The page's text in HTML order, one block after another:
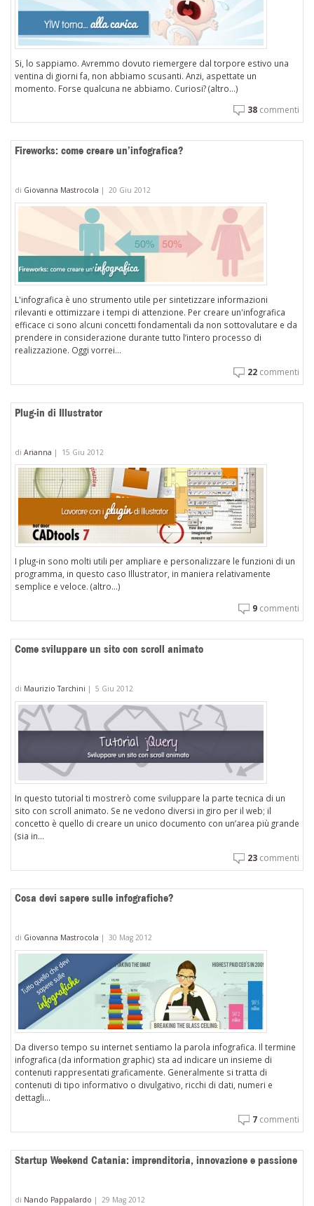
Si, lo sappiamo. Avremmo dovuto riemergere dal torpore estivo una
ventina di giorni fa, non abbiamo scusanti. Anzi, aspettate un
momento. Forse qualcuna ne abbiamo. Curiosi? (altro…)
38 commenti
Fireworks: come creare un’infografica?
di Giovanna Mastrocola | 20 Giu 2012
L'infografica è uno strumento utile per sintetizzare informazioni
rilevanti e ottimizzare i tempi di attenzione. Per creare un'infografica
efficace ci sono alcuni concetti fondamentali da non sottovalutare e da
prendere in considerazione durante tutto l’intero processo di
realizzazione. Oggi vorrei...
22 commenti
Plug-in di Illustrator
di Arianna | 15 Giu 2012
I plug-in sono molti utili per ampliare e personalizzare le funzioni di un
programma, in questo caso Illustrator, in maniera relativamente
semplice e veloce. (altro…)
9 commenti
Come sviluppare un sito con scroll animato
di Maurizio Tarchini | 5 Giu 2012
In questo tutorial ti mostrerò come sviluppare la parte tecnica di un
sito con scroll animato. Se ne vedono diversi in giro per il web; il
concetto è quello di creare un unico documento con un’area più grande
(sia in...
23 commenti
Cosa devi sapere sulle infografiche?
di Giovanna Mastrocola | 30 Mag 2012
Da diverso tempo su internet sentiamo la parola infografica. Il termine
infografica (da information graphic) sta ad indicare un insieme di
contenuti rappresentati graficamente. Generalmente si tratta di
contenuti di tipo informativo o divulgativo, ricchi di dati, numeri e
dettagli...
7 commenti
Startup Weekend Catania: imprenditoria, innovazione e passione
di Nando Pappalardo | 29 Mag 2012